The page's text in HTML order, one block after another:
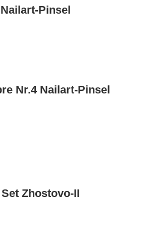
Pinsel
Nr.4 Nailart-Pinsel
Zhostovo-II